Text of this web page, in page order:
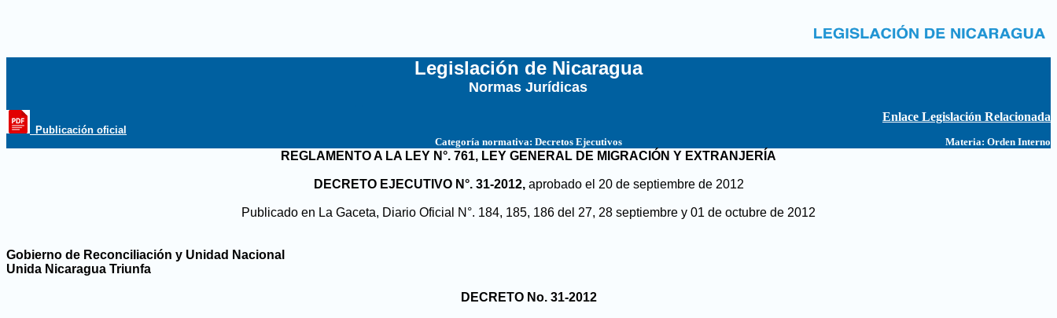
Legislación de Nicaragua
Normas Jurídicas
_Publicación oficial
Enlace Legislación Relacionada
Categoría normativa: Decretos Ejecutivos Materia: Orden Interno
REGLAMENTO A LA LEY N°. 761, LEY GENERAL DE MIGRACIÓN Y EXTRANJERÍA
DECRETO EJECUTIVO N°. 31-2012, aprobado el 20 de septiembre de 2012
Publicado en La Gaceta, Diario Oficial N°. 184, 185, 186 del 27, 28 septiembre y 01 de octubre de 2012
Gobierno de Reconciliación y Unidad Nacional
Unida Nicaragua Triunfa
DECRETO No. 31-2012